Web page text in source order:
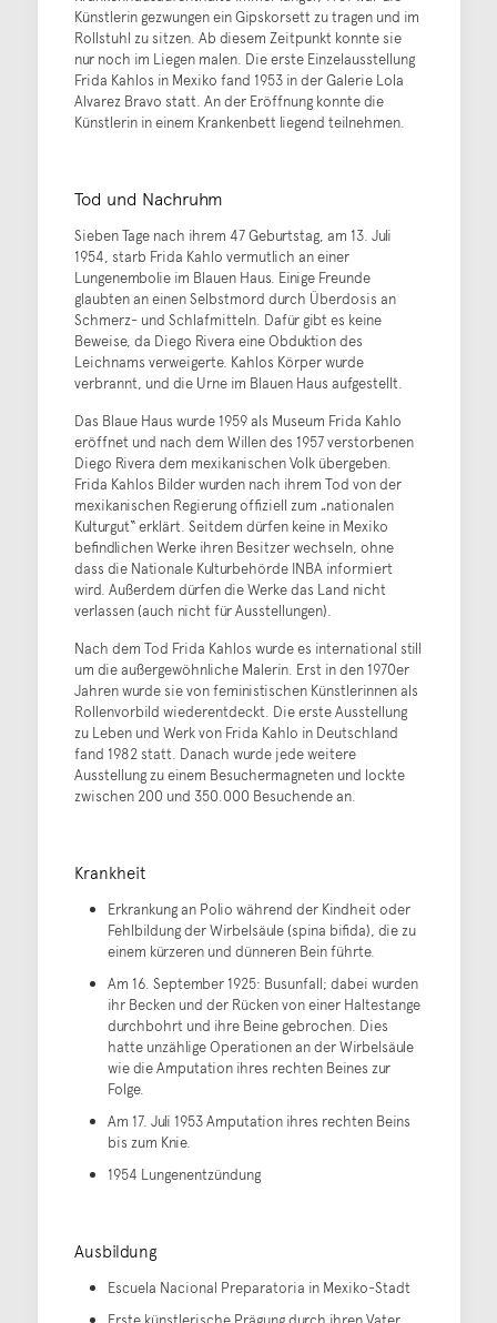
Künstlerin gezwungen ein Gipskorsett zu tragen und im
Rollstuhl zu sitzen. Ab diesem Zeitpunkt konnte sie
nur noch im Liegen malen. Die erste Einzelausstellung
Frida Kahlos in Mexiko fand 1953 in der Galerie Lola
Alvarez Bravo statt. An der Eröffnung konnte die
Künstlerin in einem Krankenbett liegend teilnehmen.
Tod und Nachruhm
Sieben Tage nach ihrem 47 Geburtstag, am 13. Juli
1954, starb Frida Kahlo vermutlich an einer
Lungenembolie im Blauen Haus. Einige Freunde
glaubten an einen Selbstmord durch Überdosis an
Schmerz- und Schlafmitteln. Dafür gibt es keine
Beweise, da Diego Rivera eine Obduktion des
Leichnams verweigerte. Kahlos Körper wurde
verbrannt, und die Urne im Blauen Haus aufgestellt.
Das Blaue Haus wurde 1959 als Museum Frida Kahlo
eröffnet und nach dem Willen des 1957 verstorbenen
Diego Rivera dem mexikanischen Volk übergeben.
Frida Kahlos Bilder wurden nach ihrem Tod von der
mexikanischen Regierung offiziell zum „nationalen
Kulturgut“ erklärt. Seitdem dürfen keine in Mexiko
befindlichen Werke ihren Besitzer wechseln, ohne
dass die Nationale Kulturbehörde INBA informiert
wird. Außerdem dürfen die Werke das Land nicht
verlassen (auch nicht für Ausstellungen).
Nach dem Tod Frida Kahlos wurde es international still
um die außergewöhnliche Malerin. Erst in den 1970er
Jahren wurde sie von feministischen Künstlerinnen als
Rollenvorbild wiederentdeckt. Die erste Ausstellung
zu Leben und Werk von Frida Kahlo in Deutschland
fand 1982 statt. Danach wurde jede weitere
Ausstellung zu einem Besuchermagneten und lockte
zwischen 200 und 350.000 Besuchende an.
Krankheit
Erkrankung an Polio während der Kindheit oder
Fehlbildung der Wirbelsäule (spina bifida), die zu
einem kürzeren und dünneren Bein führte.
Am 16. September 1925: Busunfall; dabei wurden
ihr Becken und der Rücken von einer Haltestange
durchbohrt und ihre Beine gebrochen. Dies
hatte unzählige Operationen an der Wirbelsäule
wie die Amputation ihres rechten Beines zur
Folge.
Am 17. Juli 1953 Amputation ihres rechten Beins
bis zum Knie.
1954 Lungenentzündung
Ausbildung
Escuela Nacional Preparatoria in Mexiko-Stadt